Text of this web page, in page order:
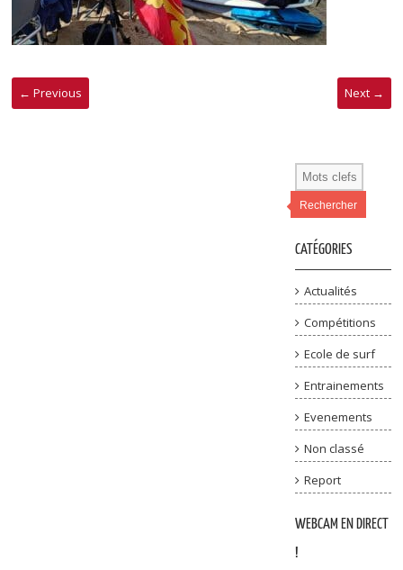
← Previous Next →
Rechercher
CATÉGORIES
Actualités
Compétitions
Ecole de surf
Entrainements
Evenements
Non classé
Report
WEBCAM EN DIRECT
!